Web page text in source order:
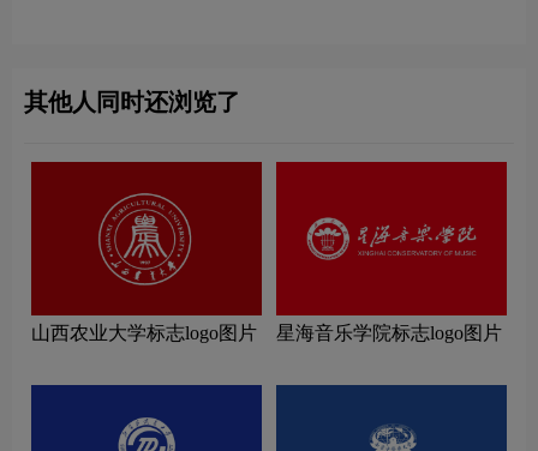
其他人同时还浏览了
山西农业大学标志logo图片 星海音乐学院标志logo图片